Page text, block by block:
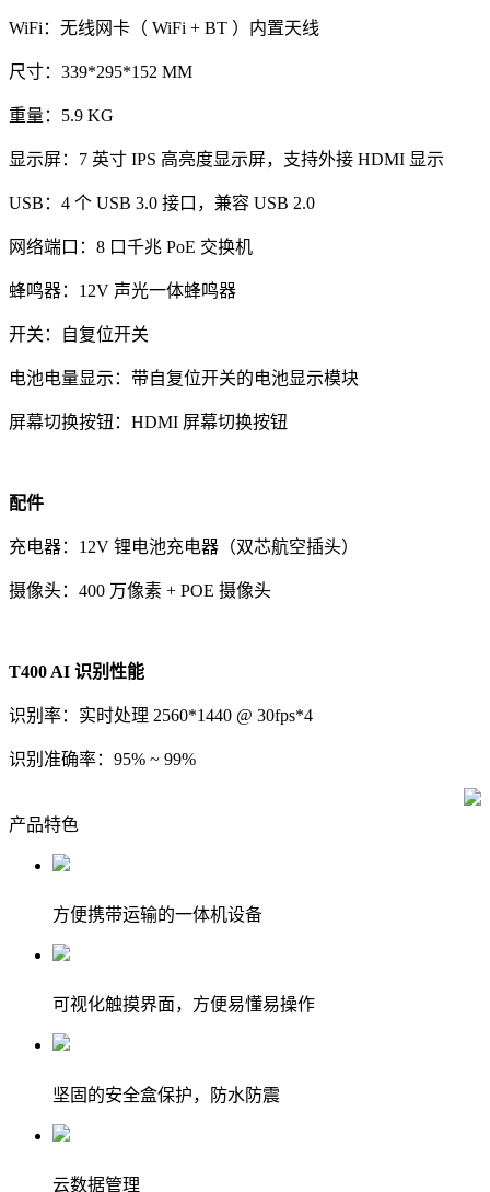
WiFi：无线网卡（ WiFi + BT ）内置天线
尺寸：339*295*152 MM
重量：5.9 KG
显示屏：7 英寸 IPS 高亮度显示屏，支持外接 HDMI 显示
USB：4 个 USB 3.0 接口，兼容 USB 2.0
网络端口：8 口千兆 PoE 交换机
蜂鸣器：12V 声光一体蜂鸣器
开关：自复位开关
电池电量显示：带自复位开关的电池显示模块
屏幕切换按钮：HDMI 屏幕切换按钮
配件
充电器：12V 锂电池充电器（双芯航空插头）
摄像头：400 万像素 + POE 摄像头
T400 AI 识别性能
识别率：实时处理 2560*1440 @ 30fps*4
识别准确率：95% ~ 99%
产品特色
方便携带运输的一体机设备
可视化触摸界面，方便易懂易操作
坚固的安全盒保护，防水防震
云数据管理